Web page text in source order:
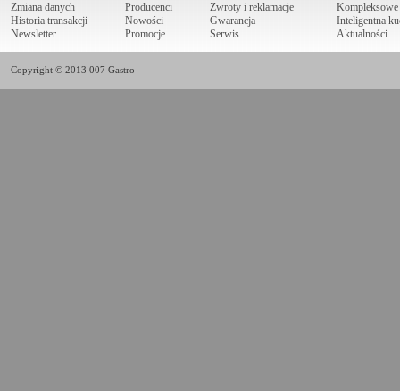
Zmiana danych
Historia transakcji
Newsletter
Producenci
Nowości
Promocje
Zwroty i reklamacje
Gwarancja
Serwis
Kompleksowe
Inteligentna
Aktualności
Copyright © 2013 007 Gastro